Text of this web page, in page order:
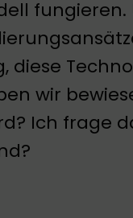
diese
wir
Ich frage